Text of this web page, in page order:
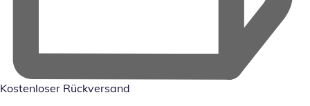
Kostenloser Rückversand